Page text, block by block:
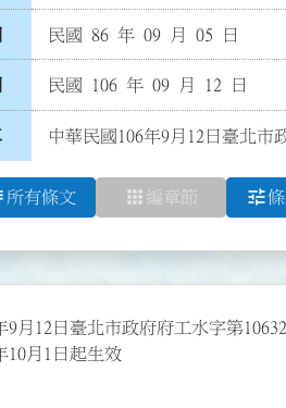
民國 86 年 09 月 05 日
民國 106 年 09 月 12 日
中華民國106年9月12日臺北市
所有條文 apps 編章節 tune
9月12日臺北市政府府工水字第
10月1日起生效